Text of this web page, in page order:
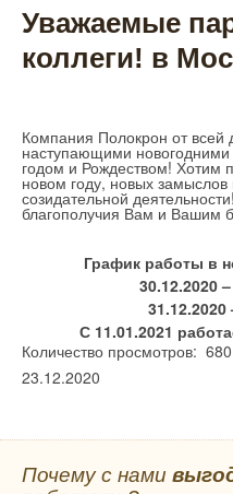
Уважаемые
коллеги! в
Компания Полокрон от всей
наступающими
годом и Рождеством! Хотим
новом году, новых
созидательной
благополучия Вам и Вашим
График работы в
30.12.2020
С 11.01.2021
Количество просмотров: 680
23.12.2020
Почему с нами